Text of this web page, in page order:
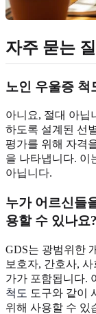
자주 묻는
노인 우울증 척
아니요, 절대 아닙
하도록 설계된 선
평가를 위해 자격
을 나타냅니다. 이
아닙니다.
누가 어르신들
용할 수 있나요?
GDS는 광범위한
보호자, 간호사,
가가 포함됩니다.
척도 도구와 같이
위해 사용할 수 있